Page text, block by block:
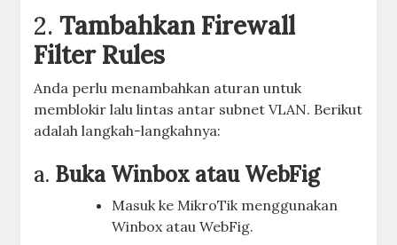
2.Tambahkan Firewall
Filter Rules
Anda perlu menambahkan aturan untuk
memblokir lalu lintas antar subnet VLAN. Berikut
adalah langkah-langkahnya:
a. Buka Winbox atau WebFig
Masuk ke MikroTik menggunakan
Winbox atau WebFig.